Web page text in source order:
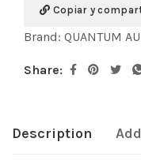
Copiar y
Brand: QUANTUM
Share:
Description